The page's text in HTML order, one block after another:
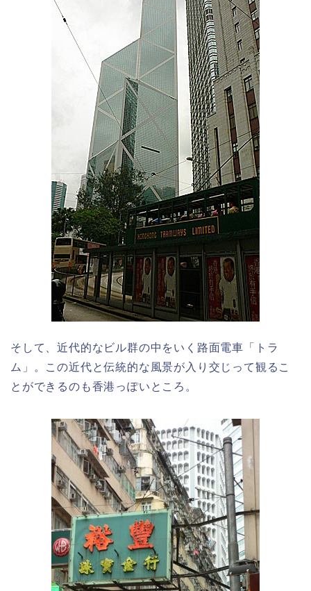
そして、近代的なビル群の中をいく路面電車「トラ
ム」。この近代と伝統的な風景が入り交じって観るこ
とができるのも香港っぽいところ。